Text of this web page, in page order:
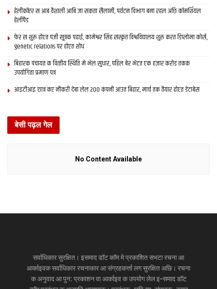
हेलीकॉप्टर स आब वैशाली आबि जा सकता सैलानी, पर्यटन विभाग बना रहल अछि कॉमर्शियल
हेलीपैड
फेर स शुरू होएत पंजी सूत्रक पढाई, कामेश्वर सिंह संस्कृत विश्वविद्यालय शुरू करत डिप्लोमा कोर्स,
genetic relations पर होएत शोध
बिहारक पंचायत क वित्‍तीय स्थिति मे भेल सुधार, पहिल बेर भेटत एक हजार करोड़ तकक
उपयोगिता प्रमाण पत्र
आइटीआइ छात्र कए नौकरी देबा लेल 200 कंपनी आउत बिहार, मार्च तक तैयार होएत डेटाबेस
बेसी पढ़ल गेल
No Content Available
सर्वाधिकार सुरक्षित। इसमाद डॉट कॉम मे प्रकाशित सभटा रचना आ
आर्काइवक सर्वाधिकार रचनाकार आ संग्रहकर्त्ता लग सुरक्षित अछि। रचना
क अनुवाद आ पुन: प्रकाशन वा आर्काइव क उपयोग लेल इ-समाद डॉट